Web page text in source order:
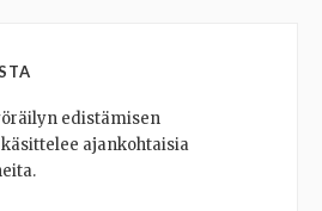
edistämisen
ajankohtaisia